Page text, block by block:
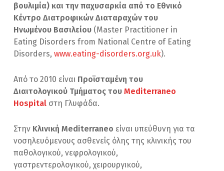
βουλιμία) και την παχυσαρκία από το Εθνικό
Κέντρο Διατροφικών Διαταραχών του
Ηνωμένου Βασιλείου (Master Practitioner in
Eating Disorders from National Centre of Eating
Disorders,www.eating-disorders.org.uk).
Από το 2010 είναι Προϊσταμένη του
Διαιτολογικού Τμήματος τουMediterraneo
Hospital στη Γλυφάδα.
Στην Κλινική Mediterraneo είναι υπεύθυνη για τα
νοσηλευόμενους ασθενείς όλης της κλινικής του
παθολογικού, νεφρολογικού,
γαστρεντερολογικού, χειρουργικού,